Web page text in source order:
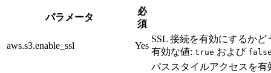
パラメータ
必
須
aws.s3.enable_ssl Yes
SSL 接続を有効にするか
有効な値: true および
パススタイルアクセスを